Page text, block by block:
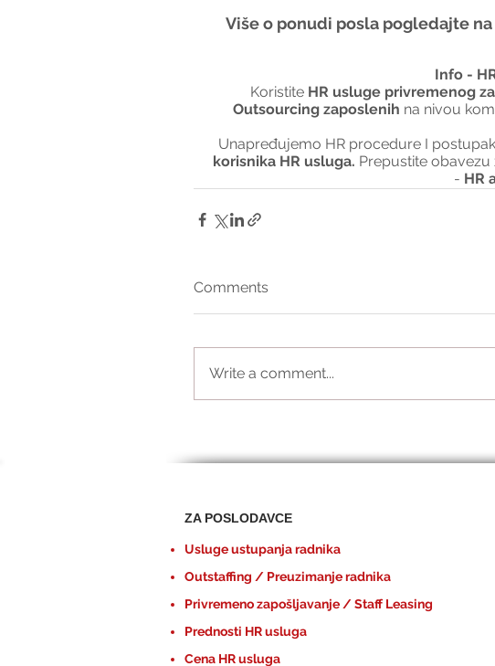
Više o ponudi posla pogledajte
Info -
Koristite HR usluge privremenog
Outsourcing zaposlenih na nivou
Unapređujemo HR procedure I
korisnika HR usluga. Prepustite
- HR
Comments
Write a comment...
ZA POSLODAVCE
Usluge ustupanja radnika
Outstaffing / Preuzimanje radnika
Privremeno zapošljavanje / Staff Leasing
Prednosti HR usluga
Cena HR usluga